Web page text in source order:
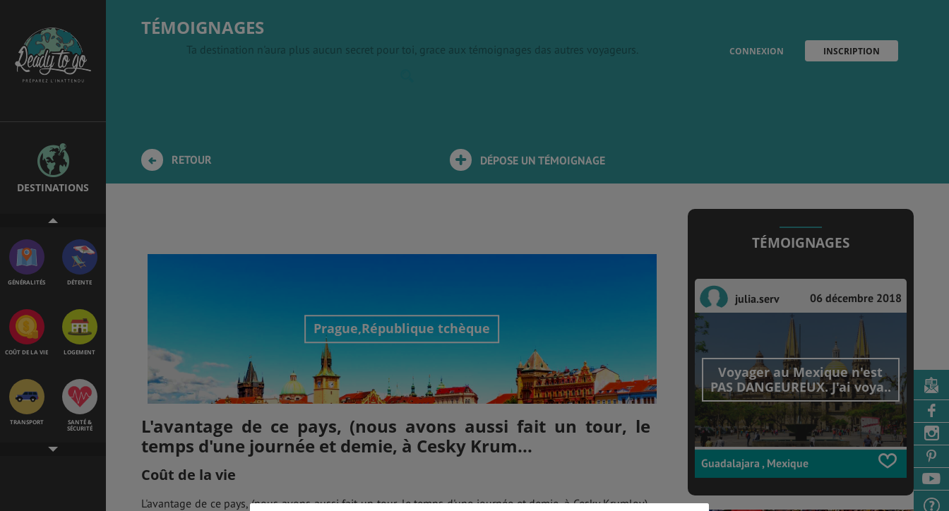
DESTINATIONS
ÉTUDES
EMPLOIS &
STAGES
GÉNÉRALITÉS DÉTENTE
COÛT DE LA VIE LOGEMENT
TRANSPORT
SANTÉ &
SÉCURITÉ
CONNEXION INSCRIPTION
TÉMOIGNAGES
Ta destination n'aura plus aucun secret pour toi, grace aux témoignages das autres voyageurs.
DÉPOSE UN TÉMOIGNAGE
RETOUR
Prague,République tchèque
L'avantage de ce pays, (nous avons aussi fait un tour, le
temps d'une journée et demie, à Cesky Krum...
Coût de la vie
L'avantage de ce pays, (nous avons aussi fait un tour, le temps d'une journée et demie, à Cesky Krumlov),
TÉMOIGNAGES
julia.serv 06 décembre 2018
Voyager au Mexique n'est
PAS DANGEUREUX. J'ai voya..
Guadalajara , Mexique